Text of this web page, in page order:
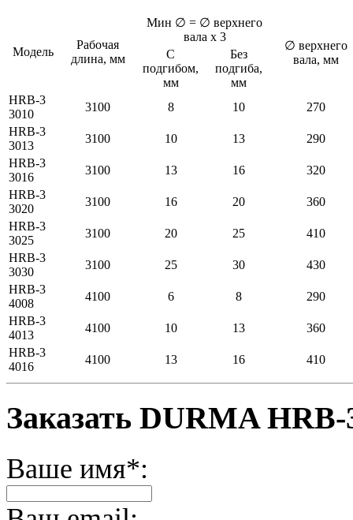
Модель
Рабочая
длина, мм
Мин ∅ = ∅ верхнего
вала х 3
∅ верхнего
вала, мм
С
подгибом,
мм
Без
подгиба,
мм
HRB-3
3010
3100 8 10
270
HRB-3
3013
3100 10 13
290
HRB-3
3016
3100 13 16
320
HRB-3
3020
3100 16 20
360
HRB-3
3025
3100 20 25
410
HRB-3
3030
3100 25 30
430
HRB-3
4008
4100 6 8
290
HRB-3
4013
4100 10 13
360
HRB-3
4016
4100 13 16 410
Заказать DURMA HRB-
Ваше имя*: